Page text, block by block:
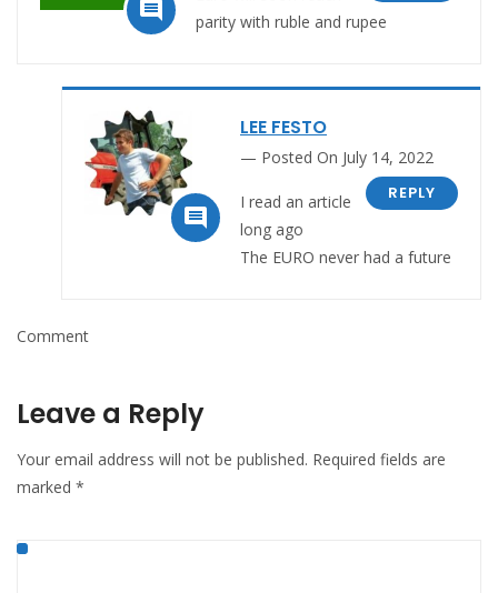

parity with ruble and rupee

LEE FESTO
Posted On July 14, 2022
REPLY
I read an article
long ago
The EURO never had a future
Comment
Leave a Reply
Your email address will not be published. Required fields are
marked *